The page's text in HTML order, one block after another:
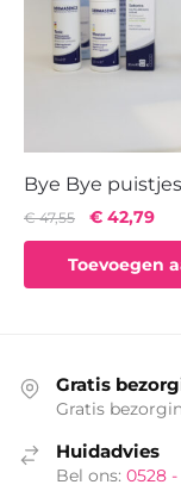
Bye Bye puistjes
€47,55
prijs
was:
€ 47,55.
€ 42,79
is:
€
Toevoegen
Gratis
Gratis
Huidadvies
Bel ons: 0528 -